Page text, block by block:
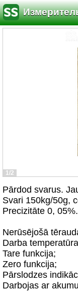
1/2
Pārdod svarus.
Svari 150kg/50g,
Precizitāte 0, 05%.
Nerūsējošā
Darba
Tare funkcija;
Zero funkcija;
Pārslodzes
Darbojas ar